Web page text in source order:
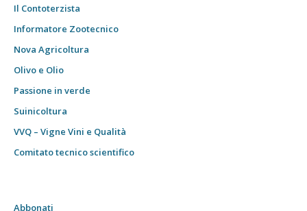
Il Contoterzista
Informatore Zootecnico
Nova Agricoltura
Olivo e Olio
Passione in verde
Suinicoltura
VVQ – Vigne Vini e Qualità
Comitato tecnico scientifico
Abbonati